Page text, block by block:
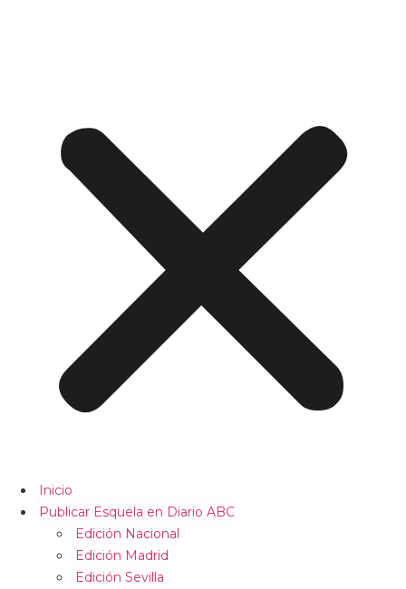
Inicio
Publicar Esquela en Diario ABC
Edición Nacional
Edición Madrid
Edición Sevilla